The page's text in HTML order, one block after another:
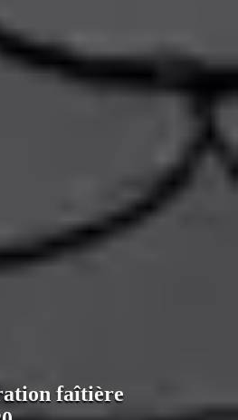
faîtière